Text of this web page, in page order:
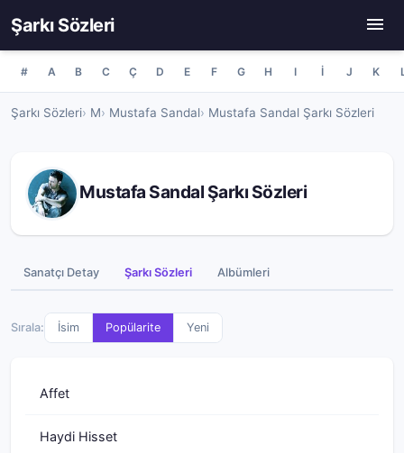
Şarkı Sözleri
# A B C Ç D E F G H I İ J K
Şarkı Sözleri M Mustafa Sandal Mustafa Sandal Şarkı Sözleri
Mustafa Sandal Şarkı Sözleri
Sanatçı Detay Şarkı Sözleri Albümleri
Sırala: İsim Popülarite Yeni
Affet
Haydi Hisset